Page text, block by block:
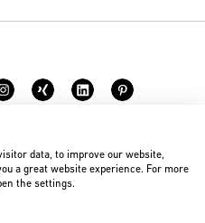
Gruppe GmbH
data, to improve our website,
a great website experience. For more
the settings.